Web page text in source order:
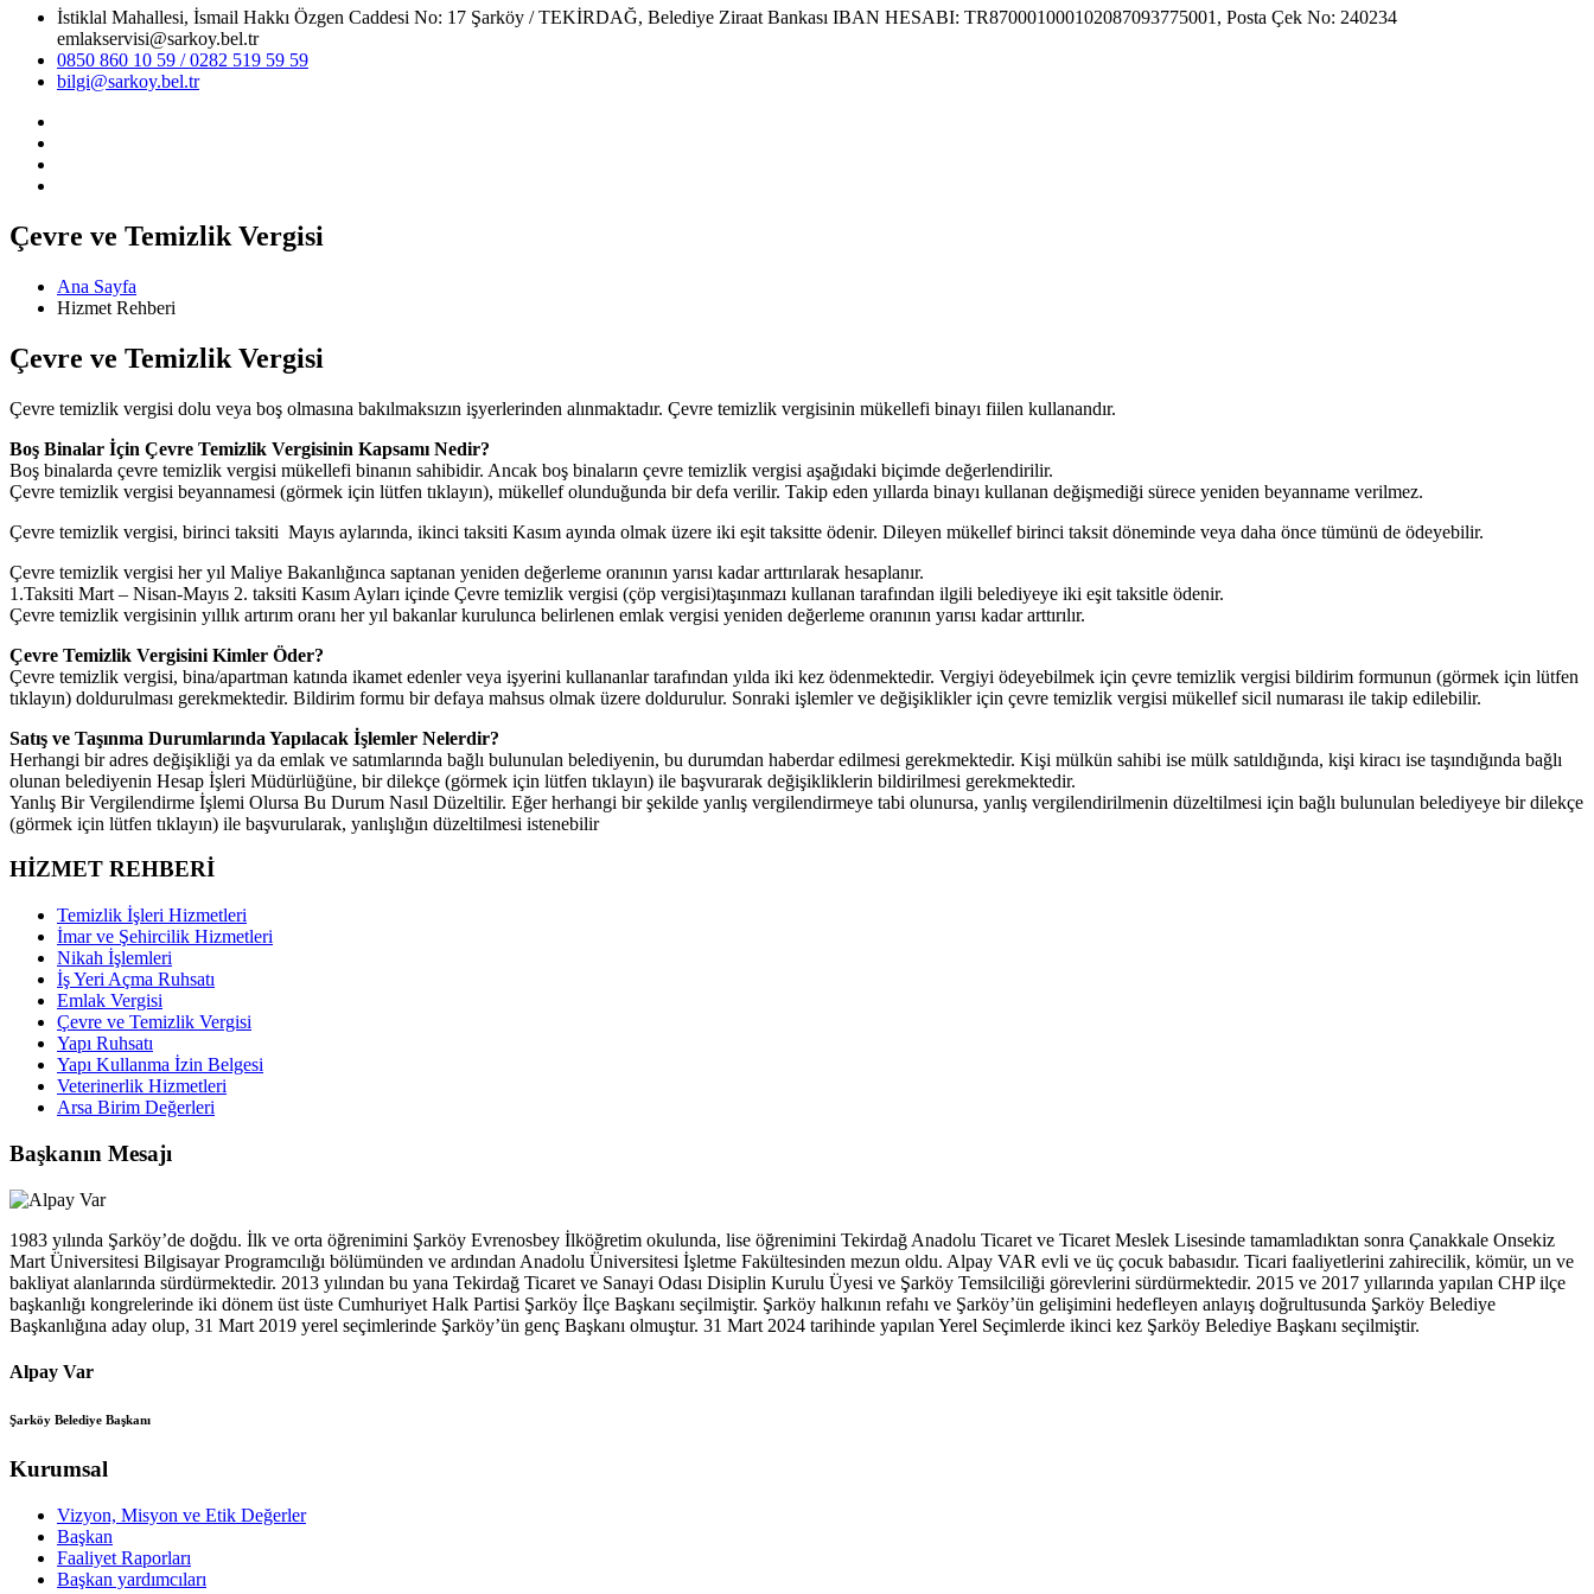
İstiklal Mahallesi, İsmail Hakkı Özgen Caddesi No: 17 Şarköy / TEKİRDAĞ, Belediye Ziraat Bankası IBAN HESABI: TR870001000102087093775001, Posta Çek No: 240234
emlakservisi@sarkoy.bel.tr
0850 860 10 59 / 0282 519 59 59
bilgi@sarkoy.bel.tr
Çevre ve Temizlik Vergisi
Ana Sayfa
Hizmet Rehberi
Çevre ve Temizlik Vergisi
Çevre temizlik vergisi dolu veya boş olmasına bakılmaksızın işyerlerinden alınmaktadır. Çevre temizlik vergisinin mükellefi binayı fiilen kullanandır.
Boş Binalar İçin Çevre Temizlik Vergisinin Kapsamı Nedir?
Boş binalarda çevre temizlik vergisi mükellefi binanın sahibidir. Ancak boş binaların çevre temizlik vergisi aşağıdaki biçimde değerlendirilir.
Çevre temizlik vergisi beyannamesi (görmek için lütfen tıklayın), mükellef olunduğunda bir defa verilir. Takip eden yıllarda binayı kullanan değişmediği sürece yeniden beyanname verilmez.
Çevre temizlik vergisi, birinci taksiti Mayıs aylarında, ikinci taksiti Kasım ayında olmak üzere iki eşit taksitte ödenir. Dileyen mükellef birinci taksit döneminde veya daha önce tümünü de ödeyebilir.
Çevre temizlik vergisi her yıl Maliye Bakanlığınca saptanan yeniden değerleme oranının yarısı kadar arttırılarak hesaplanır.
1.Taksiti Mart – Nisan-Mayıs 2. taksiti Kasım Ayları içinde Çevre temizlik vergisi (çöp vergisi)taşınmazı kullanan tarafından ilgili belediyeye iki eşit taksitle ödenir.
Çevre temizlik vergisinin yıllık artırım oranı her yıl bakanlar kurulunca belirlenen emlak vergisi yeniden değerleme oranının yarısı kadar arttırılır.
Çevre Temizlik Vergisini Kimler Öder?
Çevre temizlik vergisi, bina/apartman katında ikamet edenler veya işyerini kullananlar tarafından yılda iki kez ödenmektedir. Vergiyi ödeyebilmek için çevre temizlik vergisi bildirim formunun (görmek için lütfen
tıklayın) doldurulması gerekmektedir. Bildirim formu bir defaya mahsus olmak üzere doldurulur. Sonraki işlemler ve değişiklikler için çevre temizlik vergisi mükellef sicil numarası ile takip edilebilir.
Satış ve Taşınma Durumlarında Yapılacak İşlemler Nelerdir?
Herhangi bir adres değişikliği ya da emlak ve satımlarında bağlı bulunulan belediyenin, bu durumdan haberdar edilmesi gerekmektedir. Kişi mülkün sahibi ise mülk satıldığında, kişi kiracı ise taşındığında bağlı
olunan belediyenin Hesap İşleri Müdürlüğüne, bir dilekçe (görmek için lütfen tıklayın) ile başvurarak değişikliklerin bildirilmesi gerekmektedir.
Yanlış Bir Vergilendirme İşlemi Olursa Bu Durum Nasıl Düzeltilir. Eğer herhangi bir şekilde yanlış vergilendirmeye tabi olunursa, yanlış vergilendirilmenin düzeltilmesi için bağlı bulunulan belediyeye bir dilekçe
(görmek için lütfen tıklayın) ile başvurularak, yanlışlığın düzeltilmesi istenebilir
HİZMET REHBERİ
Temizlik İşleri Hizmetleri
İmar ve Şehircilik Hizmetleri
Nikah İşlemleri
İş Yeri Açma Ruhsatı
Emlak Vergisi
Çevre ve Temizlik Vergisi
Yapı Ruhsatı
Yapı Kullanma İzin Belgesi
Veterinerlik Hizmetleri
Arsa Birim Değerleri
Başkanın Mesajı
1983 yılında Şarköy’de doğdu. İlk ve orta öğrenimini Şarköy Evrenosbey İlköğretim okulunda, lise öğrenimini Tekirdağ Anadolu Ticaret ve Ticaret Meslek Lisesinde tamamladıktan sonra Çanakkale Onsekiz
Mart Üniversitesi Bilgisayar Programcılığı bölümünden ve ardından Anadolu Üniversitesi İşletme Fakültesinden mezun oldu. Alpay VAR evli ve üç çocuk babasıdır. Ticari faaliyetlerini zahirecilik, kömür, un ve
bakliyat alanlarında sürdürmektedir. 2013 yılından bu yana Tekirdağ Ticaret ve Sanayi Odası Disiplin Kurulu Üyesi ve Şarköy Temsilciliği görevlerini sürdürmektedir. 2015 ve 2017 yıllarında yapılan CHP ilçe
başkanlığı kongrelerinde iki dönem üst üste Cumhuriyet Halk Partisi Şarköy İlçe Başkanı seçilmiştir. Şarköy halkının refahı ve Şarköy’ün gelişimini hedefleyen anlayış doğrultusunda Şarköy Belediye
Başkanlığına aday olup, 31 Mart 2019 yerel seçimlerinde Şarköy’ün genç Başkanı olmuştur. 31 Mart 2024 tarihinde yapılan Yerel Seçimlerde ikinci kez Şarköy Belediye Başkanı seçilmiştir.
Alpay Var
Şarköy Belediye Başkanı
Kurumsal
Vizyon, Misyon ve Etik Değerler
Başkan
Faaliyet Raporları
Başkan yardımcıları